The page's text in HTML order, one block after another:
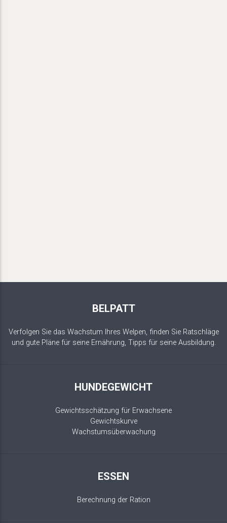
BELPATT
Verfolgen Sie das Wachstum Ihres Welpen, finden Sie Ratschläge
und gute Pläne für seine Ernährung, Tipps für seine Ausbildung.
HUNDEGEWICHT
Gewichtsschätzung für Erwachsene
Gewichtskurve
Wachstumsüberwachung
ESSEN
Berechnung der Ration